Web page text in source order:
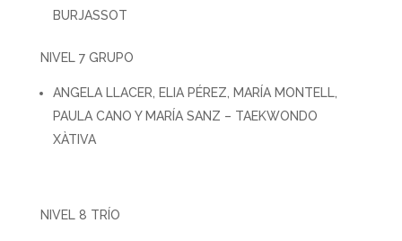
BURJASSOT
NIVEL 7 GRUPO
ANGELA LLACER, ELIA PÉREZ, MARÍA MONTELL,
PAULA CANO Y MARÍA SANZ – TAEKWONDO
XÀTIVA
NIVEL 8 TRÍO